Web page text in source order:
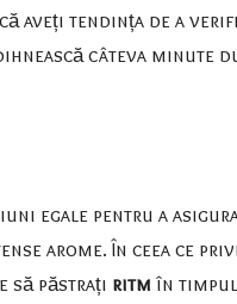
aveți tendința de a
câteva minute
egale pentru a
arome. În ceea ce
să păstrați ritm în